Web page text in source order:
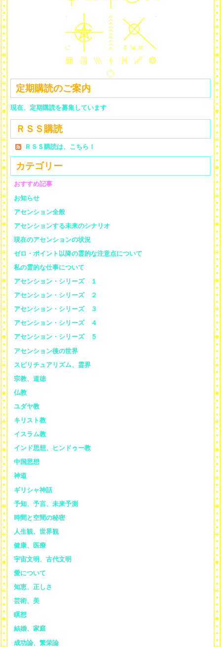
定期購読のご案内
現在、定期購読を募集しています
ＲＳＳ購読
ＲＳＳ購読は、こちら！
カテゴリー
おすすめ記事
お知らせ
アセンション全般
アセンションする未来のシナリオ
現在のアセンションの状況
ゼロ・ポイント以降の霊的な注意点について
私の霊的な仕事について
アセンション・シリーズ １
アセンション・シリーズ ２
アセンション・シリーズ ３
アセンション・シリーズ ４
アセンション・シリーズ ５
アセンション後の世界
スピリチュアリズム、霊界
宗教、道徳
仏教
ユダヤ教
キリスト教
イスラム教
インド思想、ヒンドゥー教
中国思想
神道
ギリシャ神話
予知、予言、未来予測
時間と空間の秘密
人生観、世界観
健康、医療
宇宙文明、古代文明
愛について
知恵、正しさ
芸術、美
瞑想
結婚、家庭
成功論、繁栄論